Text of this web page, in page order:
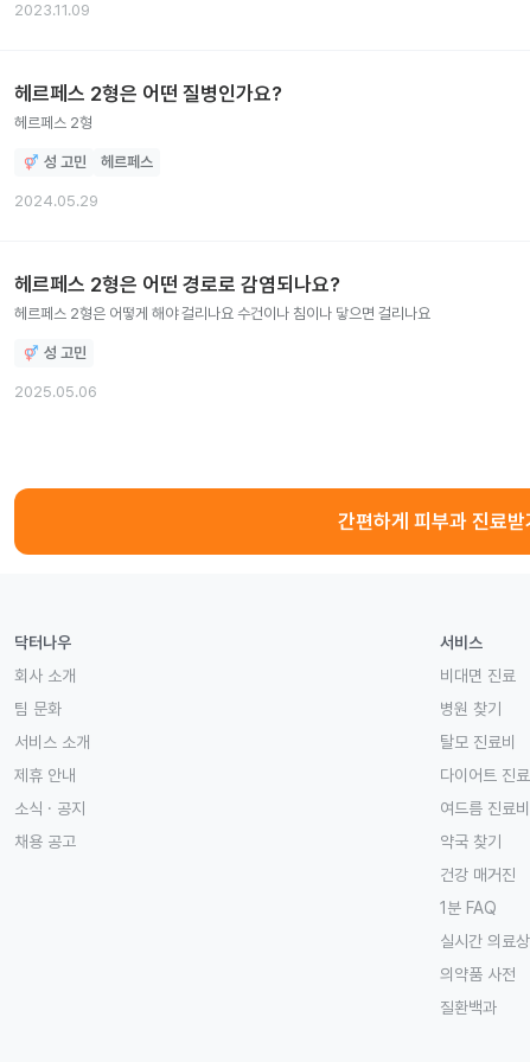
2023.11.09
헤르페스 2형은 어떤 질병인가요?
헤르페스 2형
성 고민 헤르페스
2024.05.29
헤르페스 2형은 어떤 경로로 감염되나요?
헤르페스 2형은 어떻게 해야 걸리나요 수건이나 침이나 닿으면 걸리나요
성 고민
2025.05.06
간편하게 피부과 진료받
닥터나우
회사 소개
팀 문화
서비스 소개
제휴 안내
소식 · 공지
채용 공고
서비스
비대면 진료
병원 찾기
탈모 진료비
다이어트 진
여드름 진료비
약국 찾기
건강 매거진
1분 FAQ
실시간 의료
의약품 사전
질환백과